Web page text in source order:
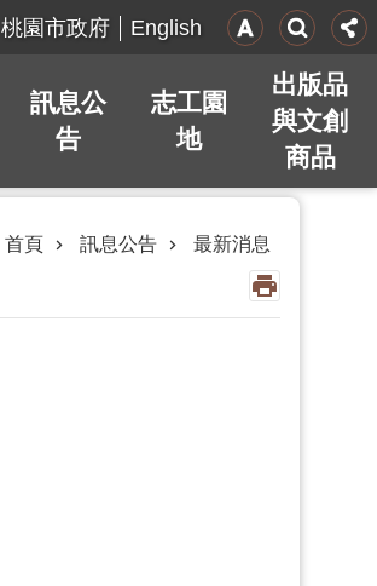
桃園市政府 English
訊息公
告
志工園
地
出版品
與文創
商品
首頁 訊息公告 最新消息